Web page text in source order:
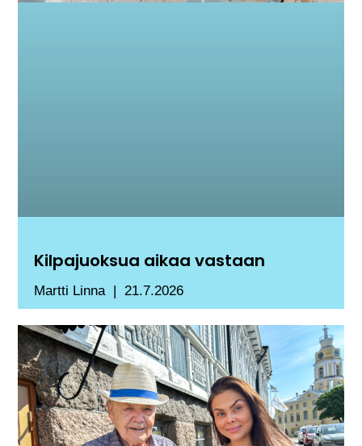
Kilpajuoksua aikaa vastaan
Martti Linna 21.7.2026